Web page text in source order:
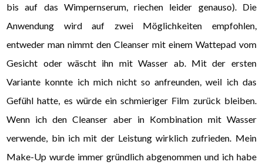
bis auf das Wimpernserum, riechen leider genauso). Die
Anwendung wird auf zwei Möglichkeiten empfohlen,
entweder man nimmt den Cleanser mit einem Wattepad vom
Gesicht oder wäscht ihn mit Wasser ab. Mit der ersten
Variante konnte ich mich nicht so anfreunden, weil ich das
Gefühl hatte, es würde ein schmieriger Film zurück bleiben.
Wenn ich den Cleanser aber in Kombination mit Wasser
verwende, bin ich mit der Leistung wirklich zufrieden. Mein
Make-Up wurde immer gründlich abgenommen und ich habe